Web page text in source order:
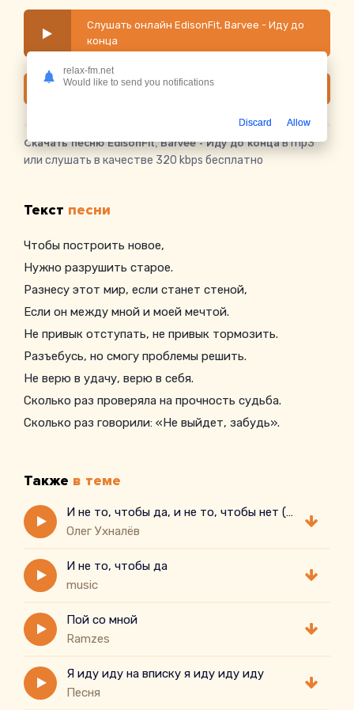
Слушать онлайн EdisonFit, Barvee - Иду до
конца
Скачать
Скачать песню EdisonFit, Barvee - Иду до концав mp3
или слушать в качестве 320 kbps бесплатно
Текст песни
Чтобы построить новое,
Нужно разрушить старое.
Разнесу этот мир, если станет стеной,
Если он между мной и моей мечтой.
Не привык отступать, не привык тормозить.
Разъебусь, но смогу проблемы решить.
Не верю в удачу, верю в себя.
Сколько раз проверяла на прочность судьба.
Сколько раз говорили: «Не выйдет, забудь».
Ни побед, ни серьёзных моментов.
Пришёл за мечтой — и её заберу.
Также в теме
И не то, чтобы да, и не то, чтобы нет ( cover)
Олег Ухналёв
И не то, чтобы да
music
Пой со мной
Ramzes
Я иду иду на вписку я иду иду иду
Песня
relax-fm.net
Would like to send you notifications
Discard Allow